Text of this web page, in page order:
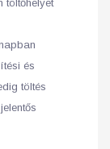
töltőhelyet
és
töltés